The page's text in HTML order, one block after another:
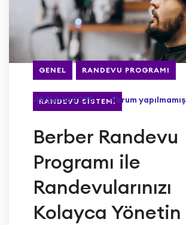
GENEL RANDEVU PROGRAMI
RANDEVU SISTEMI
-19 Şubat 2025 -Yorum yapılmamış
Berber Randevu
Programı ile
Randevularınızı
Kolayca Yönetin